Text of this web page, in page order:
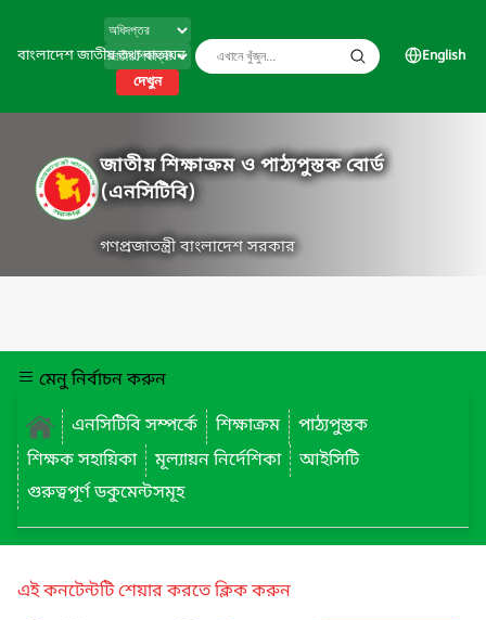
বাংলাদেশ জাতীয় তথ্য বাতায়ন
দেখুন
English
জাতীয় শিক্ষাক্রম ও পাঠ্যপুস্তক বোর্ড
(এনসিটিবি)
গণপ্রজাতন্ত্রী বাংলাদেশ সরকার
মেনু নির্বাচন করুন
এনসিটিবি সম্পর্কে
শিক্ষাক্রম
পাঠ্যপুস্তক
শিক্ষক সহায়িকা
মূল্যায়ন নির্দেশিকা
আইসিটি
গুরুত্বপূর্ণ ডকুমেন্টসমূহ
এই কনটেন্টটি শেয়ার করতে ক্লিক করুন